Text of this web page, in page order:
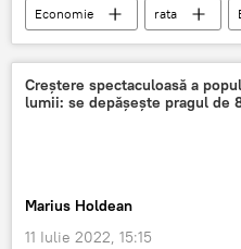
Economie rata
Creștere spectaculoasă a
lumii: se depășește pragul de
Marius Holdean
11 Iulie 2022, 15:15